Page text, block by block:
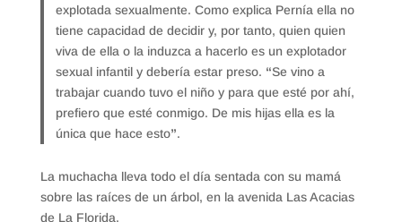
explotada sexualmente. Como explica Pernía ella no
tiene capacidad de decidir y, por tanto, quien quien
viva de ella o la induzca a hacerlo es un explotador
sexual infantil y debería estar preso. “Se vino a
trabajar cuando tuvo el niño y para que esté por ahí,
prefiero que esté conmigo. De mis hijas ella es la
única que hace esto”.
La muchacha lleva todo el día sentada con su mamá
sobre las raíces de un árbol, en la avenida Las Acacias
de La Florida.